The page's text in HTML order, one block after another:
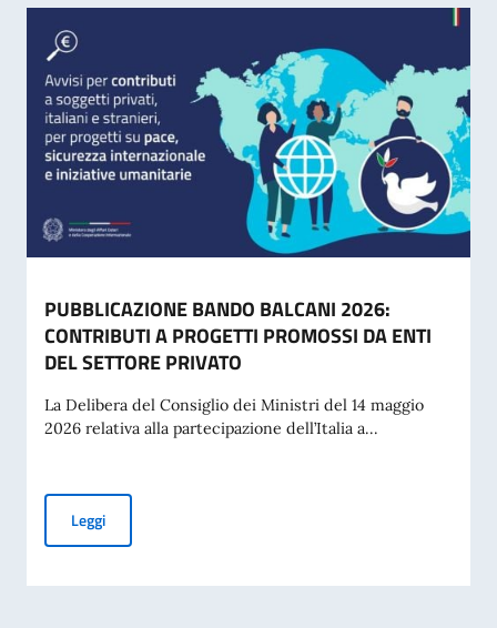
PUBBLICAZIONE BANDO BALCANI 2026:
CONTRIBUTI A PROGETTI PROMOSSI DA ENTI
DEL SETTORE PRIVATO
La Delibera del Consiglio dei Ministri del 14 maggio
2026 relativa alla partecipazione dell’Italia a...
LeggiPUBBLICAZIONE BANDO BALCANI 2026: CONTRIBUTI A